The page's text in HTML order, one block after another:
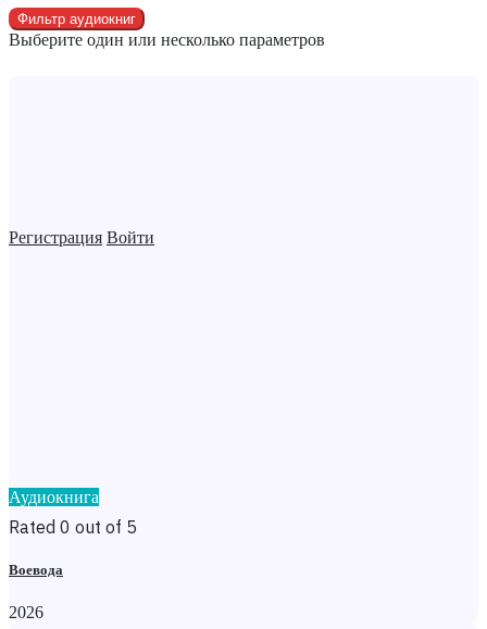
Регистрация Войти
Фильтр аудиокниг
Выберите один или несколько параметров
Аудиокнига
Rated 0 out of 5
Воевода
2026